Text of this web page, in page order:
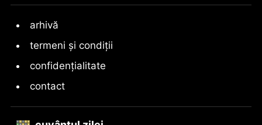
arhivă
termeni și condiții
confidențialitate
contact